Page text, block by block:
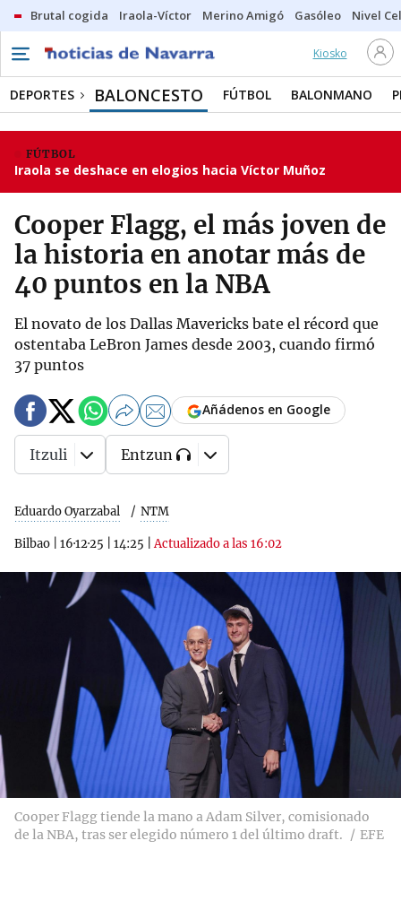
Brutal cogida Iraola-Víctor Merino Amigó Gasóleo Nivel
Kiosko
DEPORTES BALONCESTO FÚTBOL BALONMANO
FÚTBOL
Iraola se deshace en elogios hacia Víctor Muñoz
Cooper Flagg, el más joven de
la historia en anotar más de
40 puntos en la NBA
El novato de los Dallas Mavericks bate el récord que
ostentaba LeBron James desde 2003, cuando firmó
37 puntos
Eduardo Oyarzabal NTM
Bilbao 16·12·25 14:25 |Actualizado a las 16:02
Añádenos en Google
Itzuli Entzun
Cooper Flagg tiende la mano a Adam Silver, comisionado
de la NBA, tras ser elegido número 1 del último draft.
EFE